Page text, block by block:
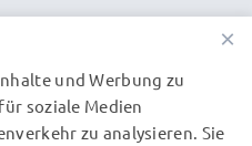
×
und Werbung zu
soziale Medien
zu analysieren. Sie